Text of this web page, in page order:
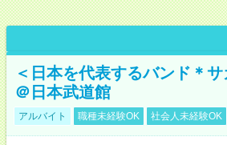
＜日本を代表するバンド＊
＠日本武道館
アルバイト 職種未経験OK 社会人未経験OK